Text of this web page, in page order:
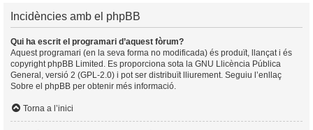
Incidències amb el phpBB
Qui ha escrit el programari d’aquest fòrum?
Aquest programari (en la seva forma no modificada) és produït, llançat i és
copyright phpBB Limited . Es proporciona sota la GNU Llicència Pública
General, versió 2 (GPL-2.0) i pot ser distribuït lliurement. Seguiu l’enllaç
Sobre el phpBB per obtenir més informació.
Torna a l’inici